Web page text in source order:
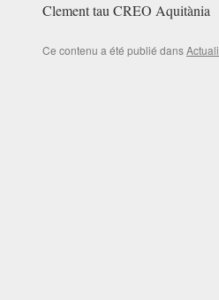
Clement tau CREO Aquitània
Ce contenu a été publié dans